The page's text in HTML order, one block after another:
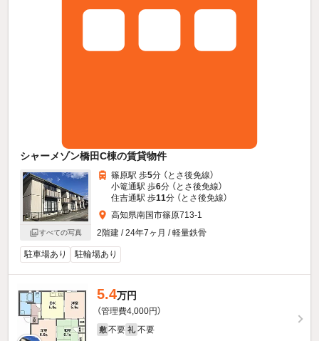
シャーメゾン橋田C棟の賃貸物件
すべての写真
篠原駅 歩5分 （とさ後免線）
小篭通駅 歩6分 （とさ後免線）
住吉通駅 歩11分 （とさ後免線）
高知県南国市篠原713-1
2階建 / 24年7ヶ月 / 軽量鉄骨
駐車場あり 駐輪場あり
5.4万円
（管理費4,000円）
敷 不要 礼 不要